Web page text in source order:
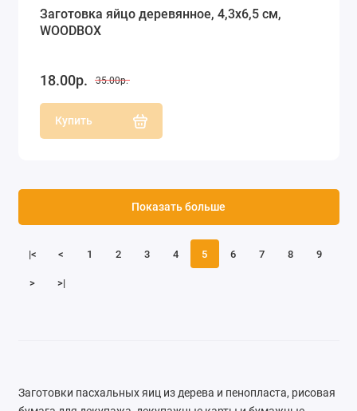
Заготовка яйцо деревянное, 4,3х6,5 см,
WOODBOX
18.00р. 35.00р.
Купить
|< < 1 2 3 4 5 6 7 8 9
> >|
Показать больше
Заготовки пасхальных яиц из дерева и пенопласта, рисовая